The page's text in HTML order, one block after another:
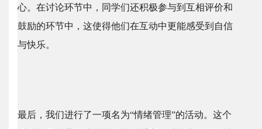
心。在讨论环节中，同学们还积极参与到互相评价和
鼓励的环节中，这使得他们在互动中更能感受到自信
与快乐。
最后，我们进行了一项名为“情绪管理”的活动。这个